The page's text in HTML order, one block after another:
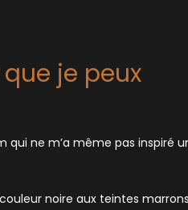
je peux
qui ne m’a même pas inspiré
noire aux teintes